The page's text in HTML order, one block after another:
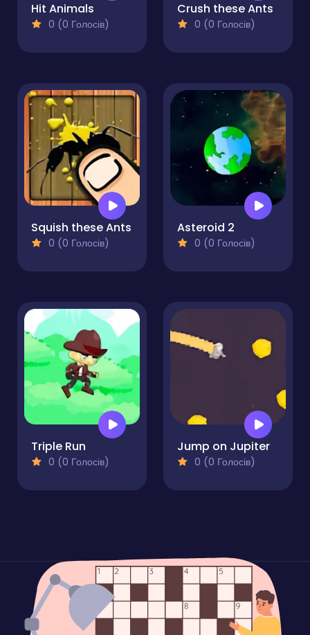
Hit Animals
0 (0 Голосів)
Crush these Ants
0 (0 Голосів)
Squish these Ants
0 (0 Голосів)
Asteroid 2
0 (0 Голосів)
Triple Run
0 (0 Голосів)
Jump on Jupiter
0 (0 Голосів)